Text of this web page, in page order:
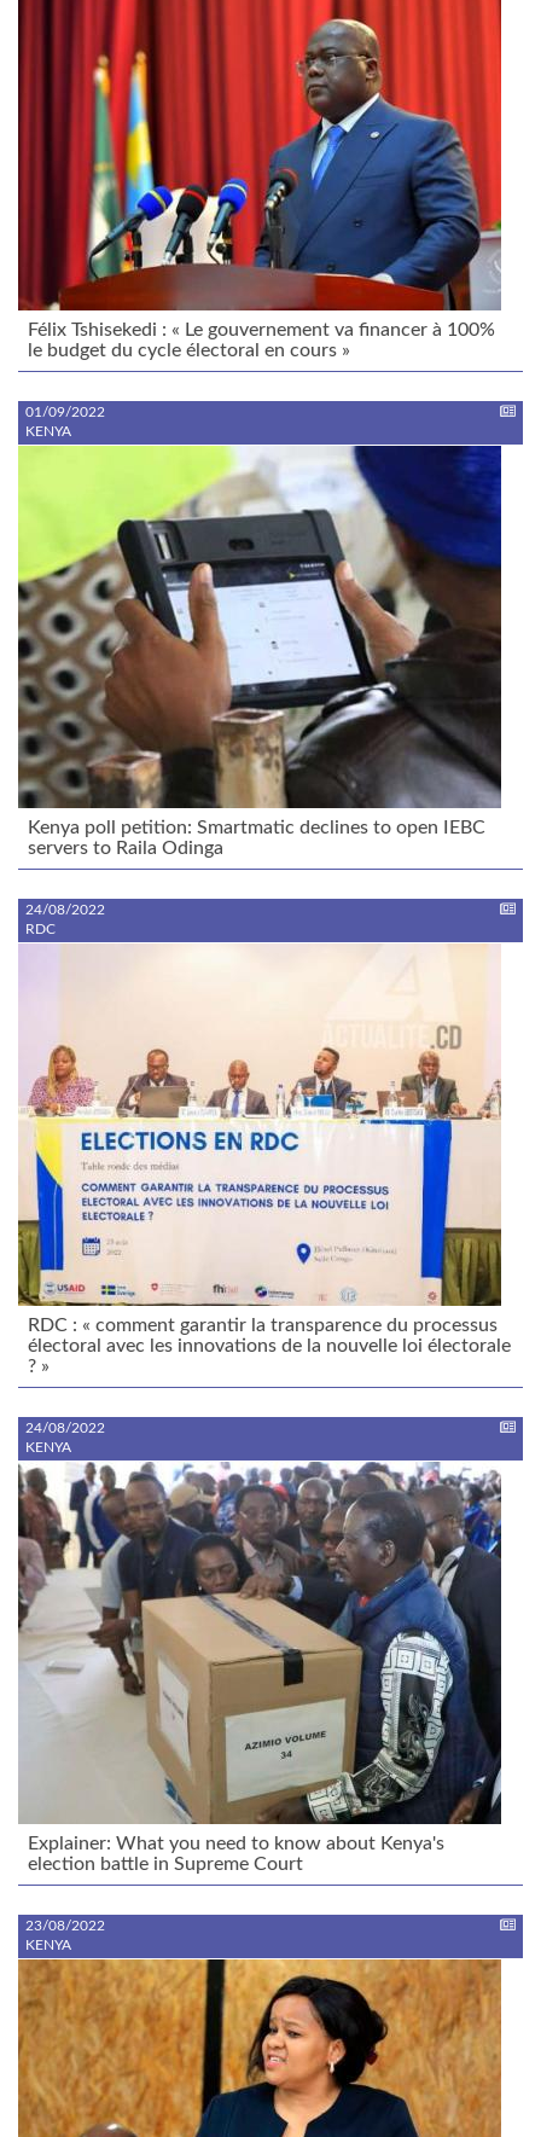
Félix Tshisekedi : « Le gouvernement va financer à 100%
le budget du cycle électoral en cours »
01/09/2022
KENYA
Kenya poll petition: Smartmatic declines to open IEBC
servers to Raila Odinga
24/08/2022
RDC
RDC : « comment garantir la transparence du processus
électoral avec les innovations de la nouvelle loi électorale
? »
24/08/2022
KENYA
Explainer: What you need to know about Kenya's
election battle in Supreme Court
23/08/2022
KENYA